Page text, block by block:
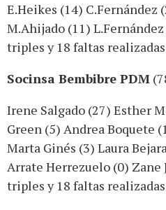
E.Heikes (14) C.Fernández
M.Ahijado (11) L.Fernández
triples y 18 faltas
Socinsa Bembibre PDM
Irene Salgado (27) Esther
Green (5) Andrea Boquete
Marta Ginés (3) Laura
Arrate Herrezuelo (0) Zane
triples y 18 faltas